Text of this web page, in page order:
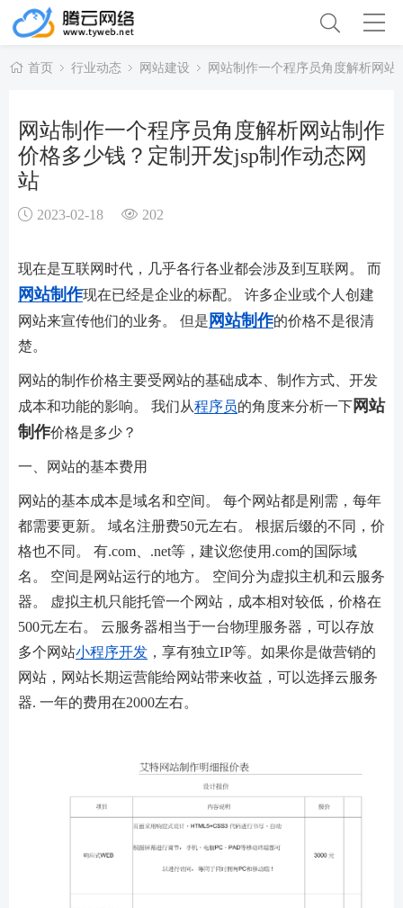
首页 行业动态 网站建设 网站制作一个程序员角度解析网
网站制作一个程序员角度解析网站制作
价格多少钱？定制开发jsp制作动态网
站
2023-02-18 202
现在是互联网时代，几乎各行各业都会涉及到互联网。 而
网站制作现在已经是企业的标配。 许多企业或个人创建
网站来宣传他们的业务。 但是 网站制作的价格不是很清
楚。
网站的制作价格主要受网站的基础成本、制作方式、开发
成本和功能的影响。 我们从程序员的角度来分析一下网站
制作价格是多少？
一、网站的基本费用
网站的基本成本是域名和空间。 每个网站都是刚需，每年
都需要更新。 域名注册费50元左右。 根据后缀的不同，价
格也不同。 有.com、.net等，建议您使用.com的国际域
名。 空间是网站运行的地方。 空间分为虚拟主机和云服务
器。 虚拟主机只能托管一个网站，成本相对较低，价格在
500元左右。 云服务器相当于一台物理服务器，可以存放
多个网站小程序开发 ，享有独立IP等。如果你是做营销的
网站，网站长期运营能给网站带来收益，可以选择云服务
器. 一年的费用在2000左右。